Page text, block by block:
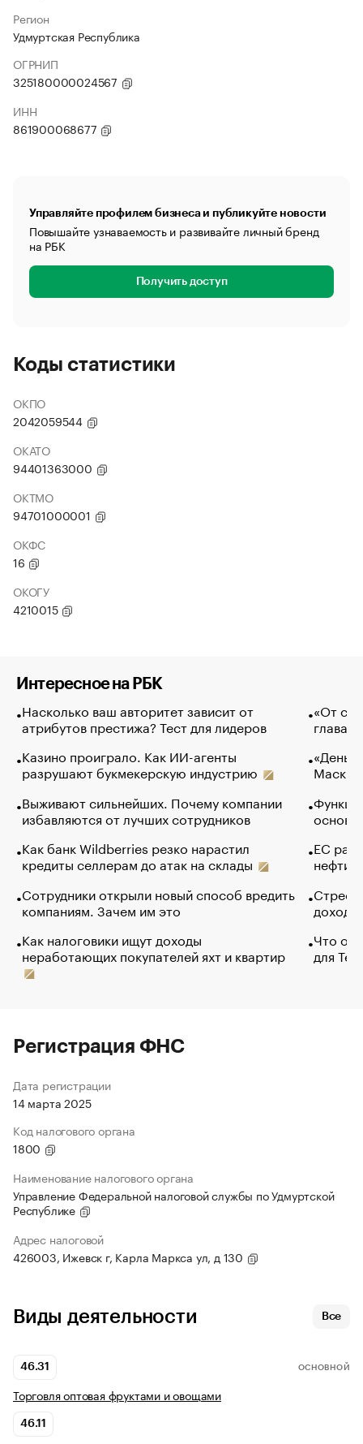
Регион
Удмуртская Республика
ОГРНИП
325180000024567
ИНН
861900068677
Управляйте профилем бизнеса и публикуйте новости
Повышайте узнаваемость и развивайте личный бренд
на РБК
Получить доступ
Коды статистики
ОКПО
2042059544
ОКАТО
94401363000
ОКТМО
94701000001
ОКФС
16
ОКОГУ
4210015
Интересное на РБК
Насколько ваш авторитет зависит от
атрибутов престижа? Тест для лидеров
Казино проиграло. Как ИИ-агенты
разрушают букмекерскую индустрию
Выживают сильнейших. Почему компании
избавляются от лучших сотрудников
Как банк Wildberries резко нарастил
кредиты селлерам до атак на склады
Сотрудники открыли новый способ вредить
компаниям. Зачем им это
Как налоговики ищут доходы
неработающих покупателей яхт и квартир
«От
глава
Маск в
основ
ЕС
нефти
Что
для
Регистрация ФНС
Дата регистрации
14 марта 2025
Код налогового органа
1800
Наименование налогового органа
Управление Федеральной налоговой службы по Удмуртской
Республике
Адрес налоговой
426003, Ижевск г, Карла Маркса ул, д 130
Виды деятельности Все
46.31 ОСНОВНОЙ
Торговля оптовая фруктами и овощами
46.11